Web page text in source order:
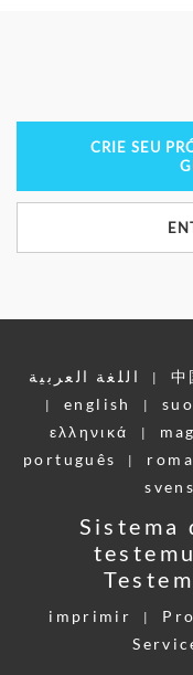
CRIE SEU
اللغة العربية | 中
| english |
ελληνικά |
português |
Sistema
imprimir |